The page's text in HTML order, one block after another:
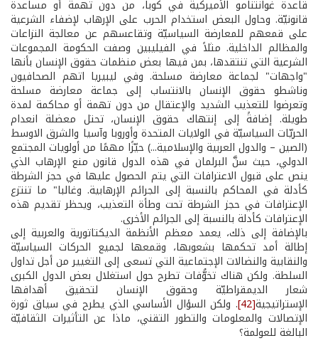
قاعدة غوانتنامو الأميركية في كوبا، من دون تهمة أو مساعدة
قانونيّة. وحاول البعض استخدام الحرب على الإرهاب لإضفاء الشرعية
على قمعهم للمعارضة السياسيّة وتقاعسهم عن معالجة النزاعات
والمظالم الداخلية. مثلاً في الفيليبين وصفت الحكومة المجموعات
الشرعية التي تنتقدها، بمن فيها بعض منظمات حقوق الإنسان بأنها
"واجهات" لجماعة معارضة مسلحة. وفي ليبيريا اتهم الصحافيون
وناشطو حقوق الإنسان بالانتساب إلى جماعة معارضة مسلحة
وتعرضوا للتعذيب الشديد والإعتقال من دون تهمة أو محاكمة لمدة
طويلة. إضافةً إلى إنتهاك حقوق الإنسان، تحتل معضلة انعدام
الحريّات السياسيّة في الولايات المتحدة وأوروبا وآسيا والشرق الاوسط
(الصين – والدول العربية والإسلامية...) حيّزًا مهمًا من أولويات المجتمع
الدولي، حيث سنَّ البرلمان في هذه الدول قانون منع الإرهاب الذي
ينص على قبول الاعترافات التي يتم الحصول عليها في حجز الشرطة
كأدلة في المحاكم بالنسبة إلى الجرائم الإرهابية. وغالبا" ما تنتزع
الإعترافات في حجز الشرطة تحت وطأة التعذيب، ويحظر تقديم هذه
الإعترافات كأدلة بالنسبة إلى الجرائم الأخرى.
بالإضافة إلى ذلك، يعمد معظم الأنظمة الديكتاتورية والعربية إلى
إطالة أمد تحكمها بشعوبها، وقمعها لجميع الحركات السياسيّة
والنقابية والنضالات الإجتماعية التي تسعى إلى التغيير من أجل تداول
السلطة. ولكن هناك تخوُّفات تطرح حول استغلال بعض الدول الكبرى
شعار الديمقراطيّة وحقوق الإنسان لتحقيق أهدافها
الإستراتيجية[42] . ولكن السؤال الأساسي الذي يطرح في سياق ثورة
الإتصالات والمعلومات والتطور التقني، ماذا عن التأثيرات الثقافيّة
البالغة للعولمة؟